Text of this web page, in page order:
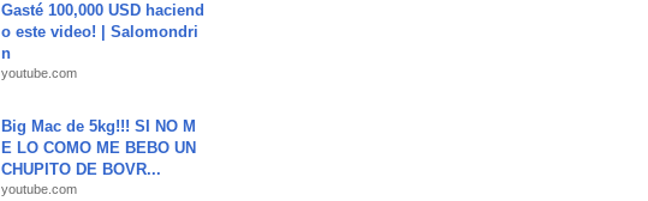
Gasté 100,000 USD haciend
o este video! | Salomondri
n
youtube.com
Big Mac de 5kg!!! SI NO M
E LO COMO ME BEBO UN
CHUPITO DE BOVR...
youtube.com